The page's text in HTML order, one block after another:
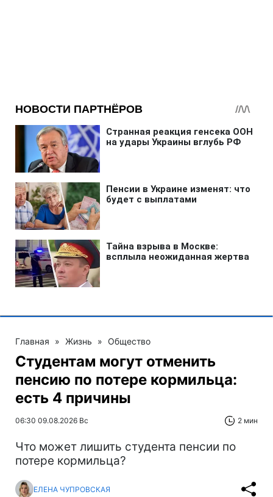
Главная » Жизнь » Общество
Студентам могут отменить
пенсию по потере кормильца:
есть 4 причины
06:30 09.08.2026 Вс 2 мин
Что может лишить студента пенсии по
потере кормильца?
ЕЛЕНА ЧУПРОВСКАЯ